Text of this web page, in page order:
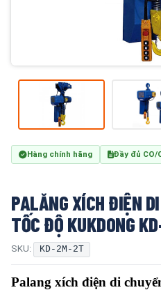
Hàng chính hãng Đầy đủ CO/
PALĂNG XÍCH ĐIỆN
TỐC ĐỘ KUKDONG
SKU: KD-2M-2T
Palang xích điện di